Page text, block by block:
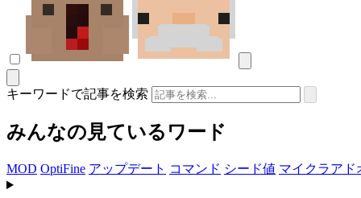
キーワードで記事を検索
みんなの見ているワード
MOD OptiFine アップデート コマンド シード値 マイクラアド